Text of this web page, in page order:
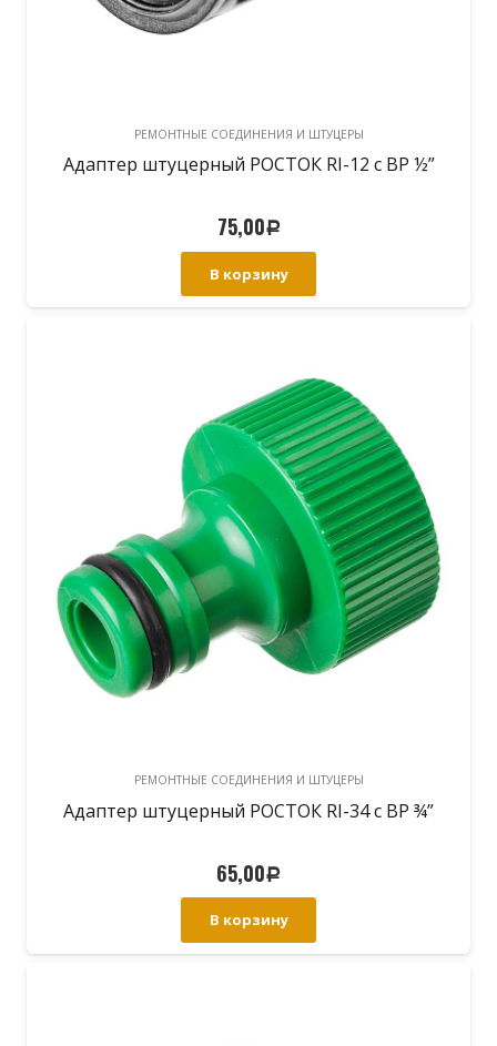
РЕМОНТНЫЕ СОЕДИНЕНИЯ И ШТУЦЕРЫ
Адаптер штуцерный РОСТОК RI-12 с ВР ½”
75,00Р
В корзину
РЕМОНТНЫЕ СОЕДИНЕНИЯ И ШТУЦЕРЫ
Адаптер штуцерный РОСТОК RI-34 с ВР ¾”
65,00Р
В корзину